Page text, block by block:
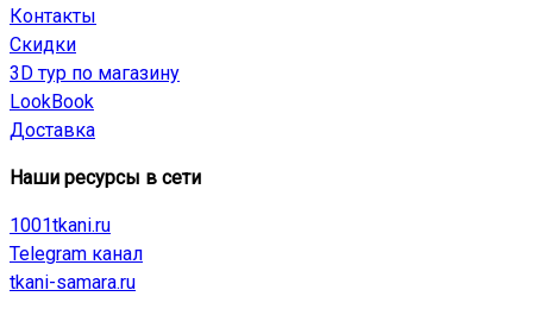
Контакты
Скидки
3D тур по магазину
LookBook
Доставка
Наши ресурсы в сети
1001tkani.ru
Telegram канал
tkani-samara.ru